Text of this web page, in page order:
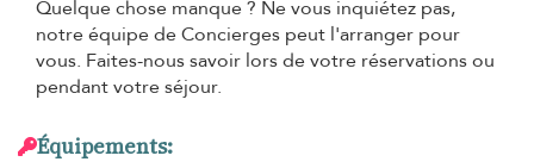
Quelque chose manque ? Ne vous inquiétez pas,
notre équipe de Concierges peut l'arranger pour
vous. Faites-nous savoir lors de votre réservations ou
pendant votre séjour.
Équipements: